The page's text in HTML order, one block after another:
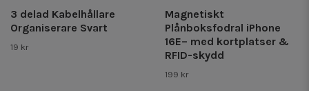
3 delad Kabelhållare
Organiserare Svart
19 kr
Magnetiskt
Plånboksfodral iPhone
16E– med kortplatser &
RFID-skydd
199 kr